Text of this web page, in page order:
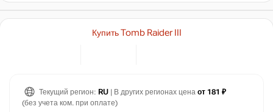
Купить Tomb Raider III
Текущий регион: RU | В других регионах цена от 181 ₽
(без учета ком. при оплате)